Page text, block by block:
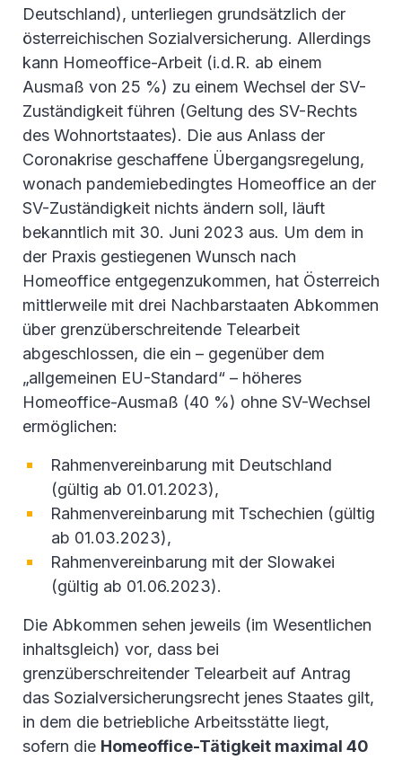
Deutschland), unterliegen grundsätzlich der
österreichischen Sozialversicherung. Allerdings
kann Homeoffice-Arbeit (i.d.R. ab einem
Ausmaß von 25 %) zu einem Wechsel der SV-
Zuständigkeit führen (Geltung des SV-Rechts
des Wohnortstaates). Die aus Anlass der
Coronakrise geschaffene Übergangsregelung,
wonach pandemiebedingtes Homeoffice an der
SV-Zuständigkeit nichts ändern soll, läuft
bekanntlich mit 30. Juni 2023 aus. Um dem in
der Praxis gestiegenen Wunsch nach
Homeoffice entgegenzukommen, hat Österreich
mittlerweile mit drei Nachbarstaaten Abkommen
über grenzüberschreitende Telearbeit
abgeschlossen, die ein – gegenüber dem
„allgemeinen EU-Standard“ – höheres
Homeoffice-Ausmaß (40 %) ohne SV-Wechsel
ermöglichen:
Rahmenvereinbarung mit Deutschland
(gültig ab 01.01.2023),
Rahmenvereinbarung mit Tschechien (gültig
ab 01.03.2023),
Rahmenvereinbarung mit der Slowakei
(gültig ab 01.06.2023).
Die Abkommen sehen jeweils (im Wesentlichen
inhaltsgleich) vor, dass bei
grenzüberschreitender Telearbeit auf Antrag
das Sozialversicherungsrecht jenes Staates gilt,
in dem die betriebliche Arbeitsstätte liegt,
sofern die Homeoffice-Tätigkeit maximal 40